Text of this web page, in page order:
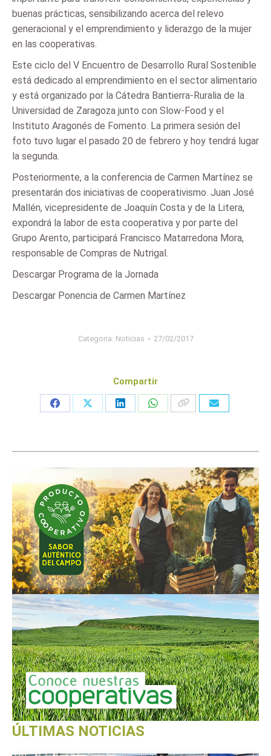
buenas prácticas, sensibilizando acerca del relevo
generacional y el emprendimiento y liderazgo de la mujer
en las cooperativas.
Este ciclo del V Encuentro de Desarrollo Rural Sostenible
está dedicado al emprendimiento en el sector alimentario
y está organizado por la Cátedra Bantierra-Ruralia de la
Universidad de Zaragoza junto con Slow-Food y el
Instituto Aragonés de Fomento. La primera sesión del
foto tuvo lugar el pasado 20 de febrero y hoy tendrá lugar
la segunda.
Posteriormente, a la conferencia de Carmen Martínez se
presentarán dos iniciativas de cooperativismo. Juan José
Mallén, vicepresidente de Joaquín Costa y de la Litera,
expondrá la labor de esta cooperativa y por parte del
Grupo Arento, participará Francisco Matarredona Mora,
responsable de Compras de Nutrigal.
Descargar Programa de la Jornada
Descargar Ponencia de Carmen Martínez
Categoria: Noticias 27/02/2017
Compartir
Share
Share
Share
Share
ÚLTIMAS NOTICIAS